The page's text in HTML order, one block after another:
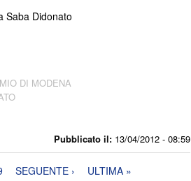
Pubblicato il: 13/04/2012 - 08:59
Saba Didonato
DI MODENA
SEGUENTE › ULTIMA »